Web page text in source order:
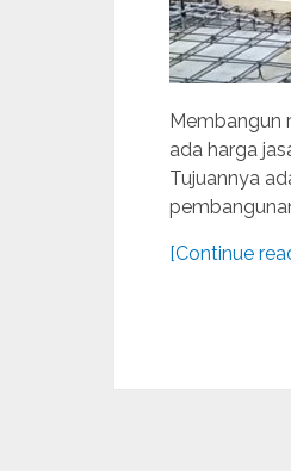
Membangun
ada harga
Tujuannya
[Continue